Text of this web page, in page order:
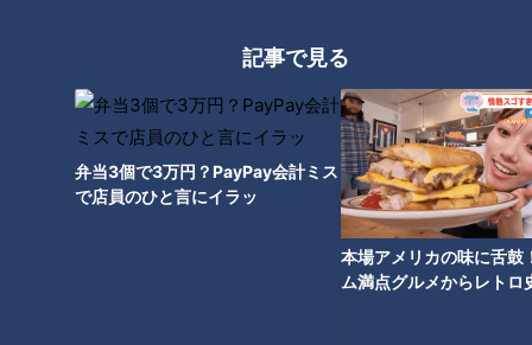
記事で見る
弁当3個で3万円？PayPay会計ミス
で店員のひと言にイラッ
本場アメリカの味に舌鼓
ム満点グルメからレトロ
ラインアップには、今年8月に登場したお店のイチオシ商品
「家康公濃厚チーズケーキ」（1700円）も入っています。看
板商品「窯出しチーズ」を直径12センチのホールケーキにし、
オリジナルの家康公を焼き込んでいます。フランス産クリーム
チーズ100％で作られた、滑らかな口溶けが特徴。冷蔵庫で5